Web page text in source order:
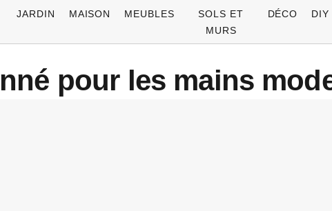
JARDIN MAISON MEUBLES
SOLS ET
MURS
DÉCO DIY
pour les mains